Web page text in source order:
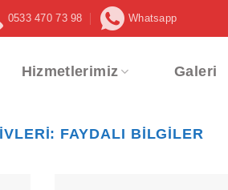
0533 470 73 98 Whatsapp
Hizmetlerimiz Galeri
FAYDALI BILGILER